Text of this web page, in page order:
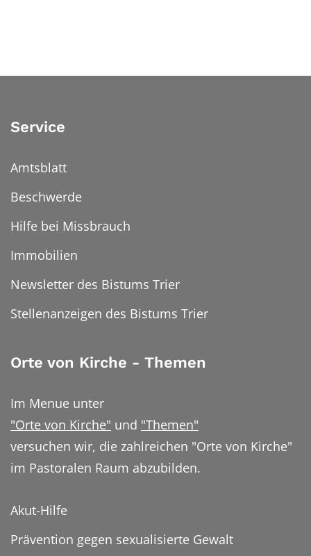
Service
Amtsblatt
Beschwerde
Hilfe bei Missbrauch
Immobilien
Newsletter des Bistums Trier
Stellenanzeigen des Bistums Trier
Orte von Kirche - Themen
Im Menue unter
"Orte von Kirche" und "Themen"
versuchen wir, die zahlreichen "Orte von Kirche"
im Pastoralen Raum abzubilden.
Akut-Hilfe
Prävention gegen sexualisierte Gewalt